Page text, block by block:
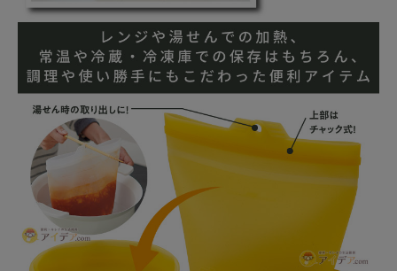
ファッション
アウトドア・トラベル
健康
カテゴリ一覧
お悩み解決コラム